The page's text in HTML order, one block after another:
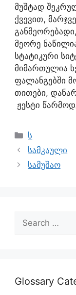
მუშტად
ქვევით,
მეორე
სტატიკური
მიმართულია
ფალანგებში
თითები,
ჟესტი
ს
სამკაული
სამუშაო
Glossary